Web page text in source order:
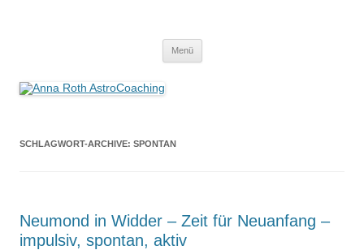
Menü
SCHLAGWORT-ARCHIVE: SPONTAN
Neumond in Widder – Zeit für Neuanfang –
impulsiv, spontan, aktiv